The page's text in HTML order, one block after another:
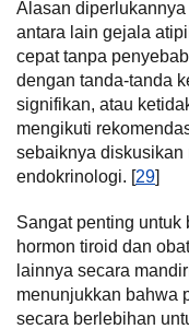
Alasan
antara lain gejala
cepat tanpa
dengan tanda-tanda
signifikan, atau
mengikuti
sebaiknya
endokrinologi. [29]
Sangat penting untuk
hormon tiroid dan
lainnya secara
menunjukkan bahwa
secara berlebihan